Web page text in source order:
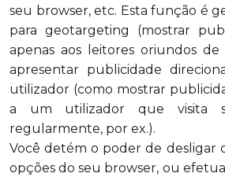
seu browser, etc. Esta função é
para geotargeting (mostrar
apenas aos leitores oriundos
apresentar publicidade
utilizador (como mostrar
a um utilizador que visita
regularmente, por ex.).
Você detém o poder de desligar
opções do seu browser, ou